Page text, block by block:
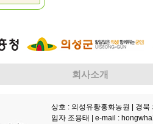
회사소개
상호 : 의성유황홍화농원 | 경
임자 조용태 | e-mail :